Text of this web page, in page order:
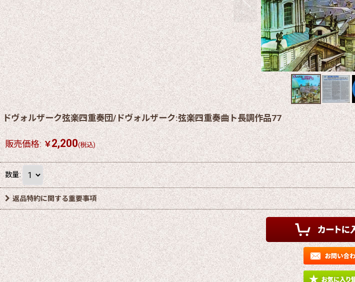
ドヴォルザーク弦楽四重奏団/ドヴォルザーク:弦楽四重奏曲ト長調作品77
販売価格: ￥2,200(税込)
数量:
返品特約に関する重要事項